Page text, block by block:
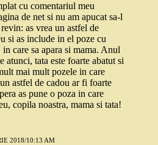
cu comentariul meu
de net si nu am apucat sa-l
as vrea un astfel de
si as include in el poze cu
care sa apara si mama. Anul
atunci, tata este foarte abatut si
mai mult pozele in care
astfel de cadou ar fi foarte
as pune o poza in care
copila noastra, mama si tata!
2018/10:13 AM